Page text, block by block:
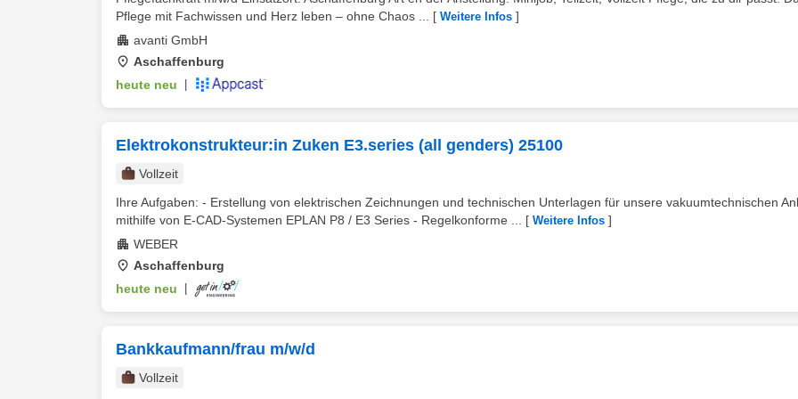
Pflege mit Fachwissen und Herz leben – ohne Chaos ...
[ Weitere Infos ]
avanti GmbH
Aschaffenburg
heute neu
Elektrokonstrukteur:in Zuken E3.series (all genders) 25100
Vollzeit
Ihre Aufgaben: - Erstellung von elektrischen Zeichnungen und technischen Unterlagen für unsere vakuumtechnischen
mithilfe von E-CAD-Systemen EPLAN P8 / E3 Series - Regelkonforme ...
[ Weitere Infos ]
WEBER
Aschaffenburg
heute neu
Bankkaufmann/frau m/w/d
Vollzeit